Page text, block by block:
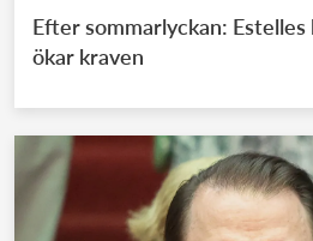
Efter sommarlyckan: Estelles
ökar kraven